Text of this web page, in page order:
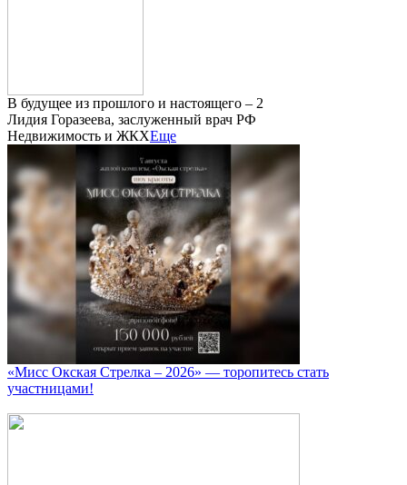
В будущее из прошлого и настоящего – 2
Лидия Горазеева, заслуженный врач РФ
Недвижимость и ЖКХЕще
«Мисс Окская Стрелка – 2026» — торопитесь стать
участницами!